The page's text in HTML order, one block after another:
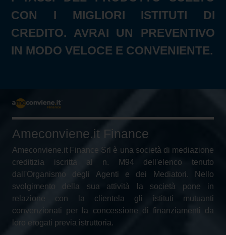
CON I MIGLIORI ISTITUTI DI
CREDITO. AVRAI UN PREVENTIVO
IN MODO VELOCE E CONVENIENTE.
Ameconviene.it Finance
Ameconviene.it Finance Srl è una società di mediazione
creditizia iscritta al n. M94 dell'elenco tenuto
dall'Organismo degli Agenti e dei Mediatori. Nello
svolgimento della sua attività la società pone in
relazione con la clientela gli istituti mutuanti
convenzionati per la concessione di finanziamenti da
loro erogati previa istruttoria.